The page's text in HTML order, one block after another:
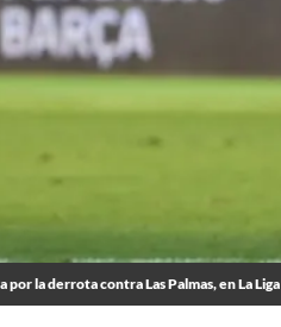
la derrota contra Las Palmas, en La Liga